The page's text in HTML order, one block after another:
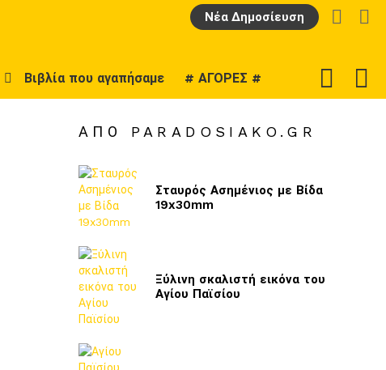
Νέα Δημοσίευση
LOGIN
Βιβλία που αγαπήσαμε # ΑΓΟΡΕΣ #
SKIN
ΑΠΌ PARADOSIAKO.GR
Σταυρός Ασημένιος με Βίδα
19x30mm
Ξύλινη σκαλιστή εικόνα του
Αγίου Παϊσίου